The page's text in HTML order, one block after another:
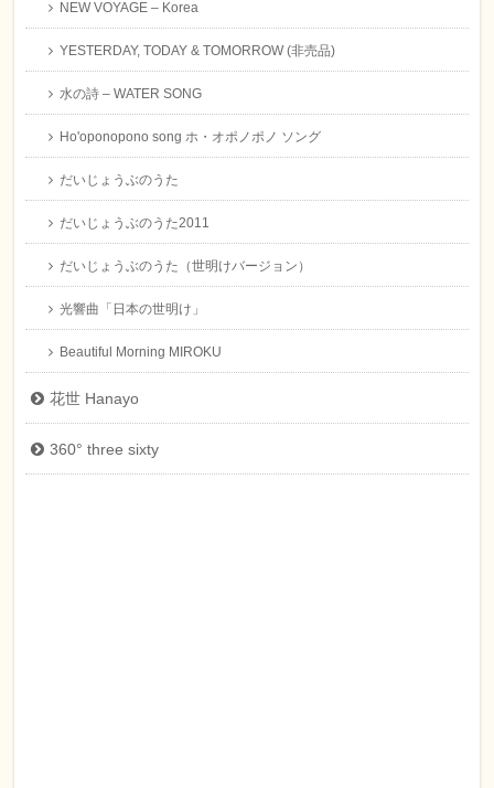
NEW VOYAGE – Korea
YESTERDAY, TODAY & TOMORROW (非売品)
水の詩 – WATER SONG
Ho'oponopono song ホ・オポノポノ ソング
だいじょうぶのうた
だいじょうぶのうた2011
だいじょうぶのうた（世明けバージョン）
光響曲「日本の世明け」
Beautiful Morning MIROKU
花世 Hanayo
360° three sixty